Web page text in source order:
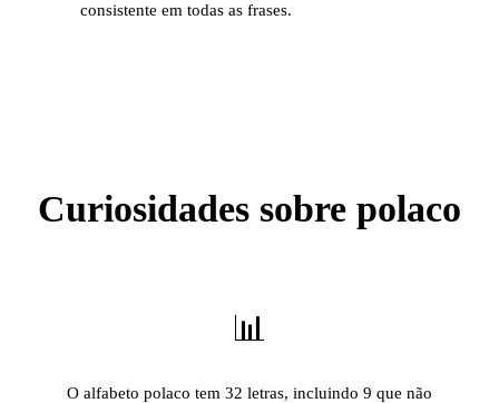
consistente em todas as frases.
Curiosidades sobre polaco
📊
O alfabeto polaco tem 32 letras, incluindo 9 que não